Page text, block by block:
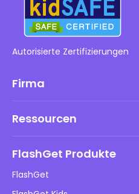
Autorisierte Zertifizierungen
Firma
DMCA-Richtlinie
Datenschutzrichtlinie
Ressourcen
FlashGet Produkte
FlashGet